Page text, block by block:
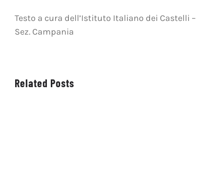
Testo a cura dell’Istituto Italiano dei Castelli –
Sez. Campania
Related Posts